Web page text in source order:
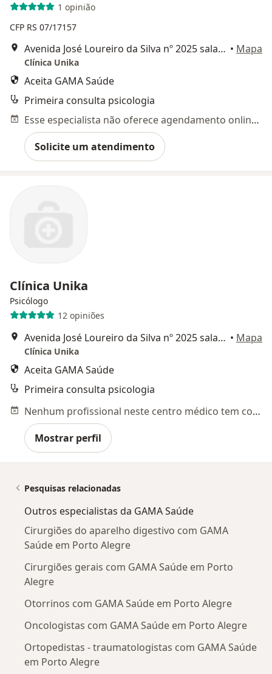
1 opinião
CFP RS 07/17157
Avenida José Loureiro da Silva nº 2025 sala 1101, Gravataí • Mapa
Clínica Unika
Aceita GAMA Saúde
Primeira consulta psicologia
Esse especialista não oferece agendamento online para esse endereço.
Solicite um atendimento
Clínica Unika
Psicólogo
12 opiniões
Avenida José Loureiro da Silva nº 2025 sala 1101, Gravataí • Mapa
Clínica Unika
Aceita GAMA Saúde
Primeira consulta psicologia
Nenhum profissional neste centro médico tem consultas disponíveis
Mostrar perfil
Pesquisas relacionadas
Outros especialistas da GAMA Saúde
Cirurgiões do aparelho digestivo com GAMA
Saúde em Porto Alegre
Cirurgiões gerais com GAMA Saúde em Porto
Alegre
Otorrinos com GAMA Saúde em Porto Alegre
Oncologistas com GAMA Saúde em Porto Alegre
Ortopedistas - traumatologistas com GAMA Saúde
em Porto Alegre